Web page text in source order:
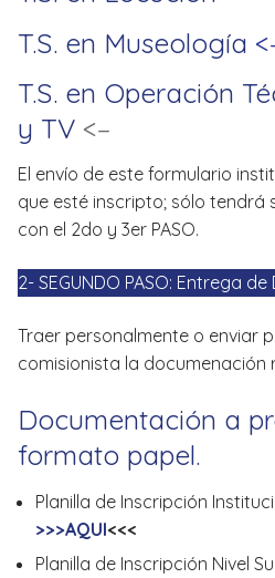
T.S. en Museología
T.S. en Operación
y TV <–
El envío de este formulario
que esté inscripto; sólo tendrá
con el 2do y 3er PASO.
2- SEGUNDO PASO: Entrega
Traer personalmente o enviar
comisionista la documenación
Documentación a
formato papel.
Planilla de Inscripción
>>>AQUI<<<
Planilla de Inscripción Nivel